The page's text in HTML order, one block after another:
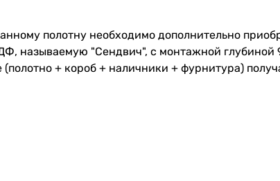
полотну необходимо дополнительно
называемую "Сендвич", с монтажной
+ короб + наличники + фурнитура)
монтажные работы.